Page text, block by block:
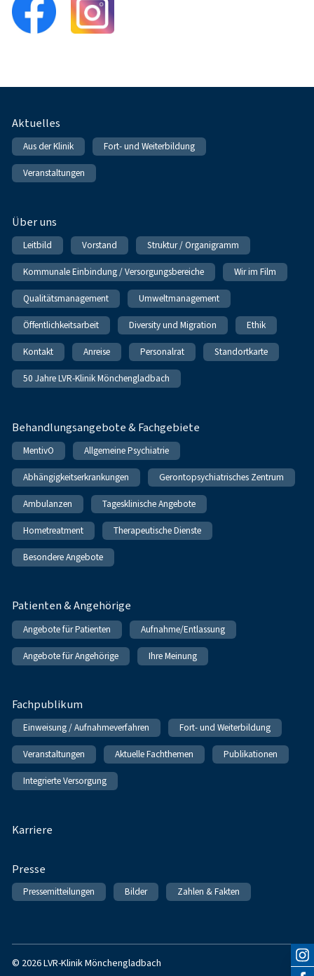
Fußnavigation
Aktuelles
Aus der Klinik Fort- und Weiterbildung
Veranstaltungen
Über uns
Leitbild Vorstand Struktur / Organigramm
Kommunale Einbindung / Versorgungsbereiche Wir im Film
Qualitätsmanagement Umweltmanagement
Öffentlichkeitsarbeit Diversity und Migration Ethik
Kontakt Anreise Personalrat Standortkarte
50 Jahre LVR-Klinik Mönchengladbach
Behandlungsangebote & Fachgebiete
MentivO Allgemeine Psychiatrie
Abhängigkeitserkrankungen Gerontopsychiatrisches Zentrum
Ambulanzen Tagesklinische Angebote
Hometreatment Therapeutische Dienste
Besondere Angebote
Patienten & Angehörige
Angebote für Patienten Aufnahme/Entlassung
Angebote für Angehörige Ihre Meinung
Fachpublikum
Einweisung / Aufnahmeverfahren Fort- und Weiterbildung
Veranstaltungen Aktuelle Fachthemen Publikationen
Integrierte Versorgung
Karriere
Presse
Pressemitteilungen Bilder Zahlen & Fakten
© 2026 LVR-Klinik Mönchengladbach